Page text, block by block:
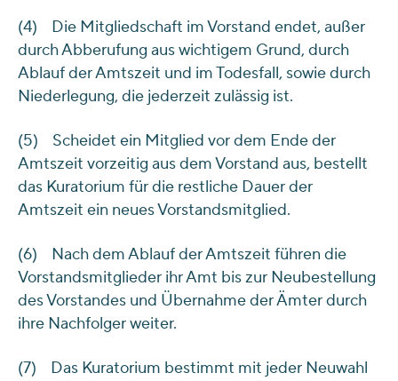
(4) Die Mitgliedschaft im Vorstand endet, außer
durch Abberufung aus wichtigem Grund, durch
Ablauf der Amtszeit und im Todesfall, sowie durch
Niederlegung, die jederzeit zulässig ist.
(5) Scheidet ein Mitglied vor dem Ende der
Amtszeit vorzeitig aus dem Vorstand aus, bestellt
das Kuratorium für die restliche Dauer der
Amtszeit ein neues Vorstandsmitglied.
(6) Nach dem Ablauf der Amtszeit führen die
Vorstandsmitglieder ihr Amt bis zur Neubestellung
des Vorstandes und Übernahme der Ämter durch
ihre Nachfolger weiter.
(7) Das Kuratorium bestimmt mit jeder Neuwahl